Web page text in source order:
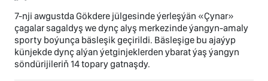
7-nji awgustda Gökdere jülgesinde ýerleşýän «Çynar»
çagalar sagaldyş we dynç alyş merkezinde ýangyn-amaly
sporty boýunça bäsleşik geçirildi. Bäsleşige bu ajaýyp
künjekde dynç alýan ýetginjeklerden ybarat ýaş ýangyn
söndürijileriň 14 topary gatnaşdy.